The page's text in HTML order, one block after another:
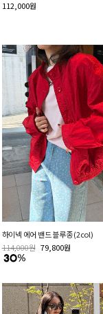
112,000원
하이넥 에어 밴드 블루종 (2col)
114,000원 79,800원